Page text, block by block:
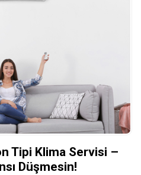
Tipi Klima Servisi –
Düşmesin!